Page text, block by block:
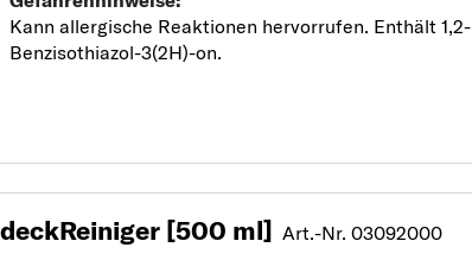
[500 ml] Art.-Nr. 03092000